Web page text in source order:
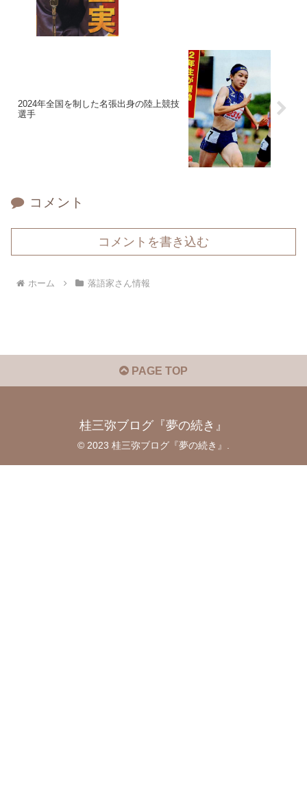
2024年全国を制した名張出身の陸上競技
選手
コメント
コメントを書き込む
ホーム 落語家さん情報
PAGE TOP
桂三弥ブログ『夢の続き』
© 2023 桂三弥ブログ『夢の続き』.